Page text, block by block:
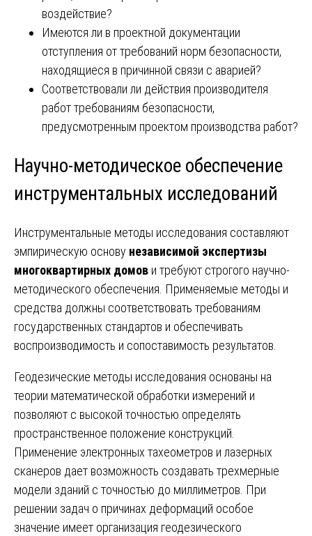
воздействие?
Имеются ли в проектной документации
отступления от требований норм безопасности,
находящиеся в причинной связи с аварией?
Соответствовали ли действия производителя
работ требованиям безопасности,
предусмотренным проектом производства работ?
Научно-методическое обеспечение
инструментальных исследований
Инструментальные методы исследования составляют
эмпирическую основу независимой экспертизы
многоквартирных домов и требуют строгого научно-
методического обеспечения. Применяемые методы и
средства должны соответствовать требованиям
государственных стандартов и обеспечивать
воспроизводимость и сопоставимость результатов.
Геодезические методы исследования основаны на
теории математической обработки измерений и
позволяют с высокой точностью определять
пространственное положение конструкций.
Применение электронных тахеометров и лазерных
сканеров дает возможность создавать трехмерные
модели зданий с точностью до миллиметров. При
решении задач о причинах деформаций особое
значение имеет организация геодезического